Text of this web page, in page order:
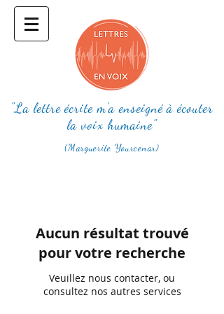
"La lettre écrite m'a enseigné à écouter
la voix humaine"
(Marguerite Yourcenar)
Aucun résultat trouvé
pour votre recherche
Veuillez nous contacter, ou
consultez nos autres services